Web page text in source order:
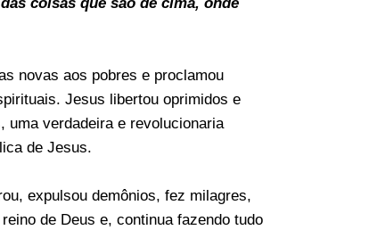
novas aos pobres e proclamou
Jesus libertou oprimidos e
uma verdadeira e revolucionaria
de Jesus.
expulsou demônios, fez milagres,
de Deus e, continua fazendo tudo